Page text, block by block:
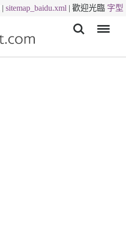
| sitemap_baidu.xml | 歡迎光臨 字型